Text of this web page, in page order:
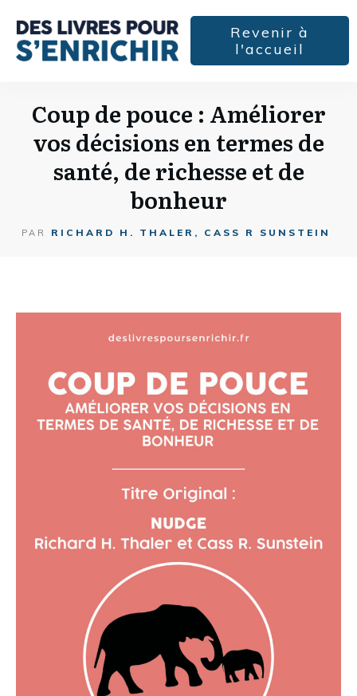
Revenir à
l'accueil
Coup de pouce : Améliorer
vos décisions en termes de
santé, de richesse et de
bonheur
PAR RICHARD H. THALER, CASS R SUNSTEIN